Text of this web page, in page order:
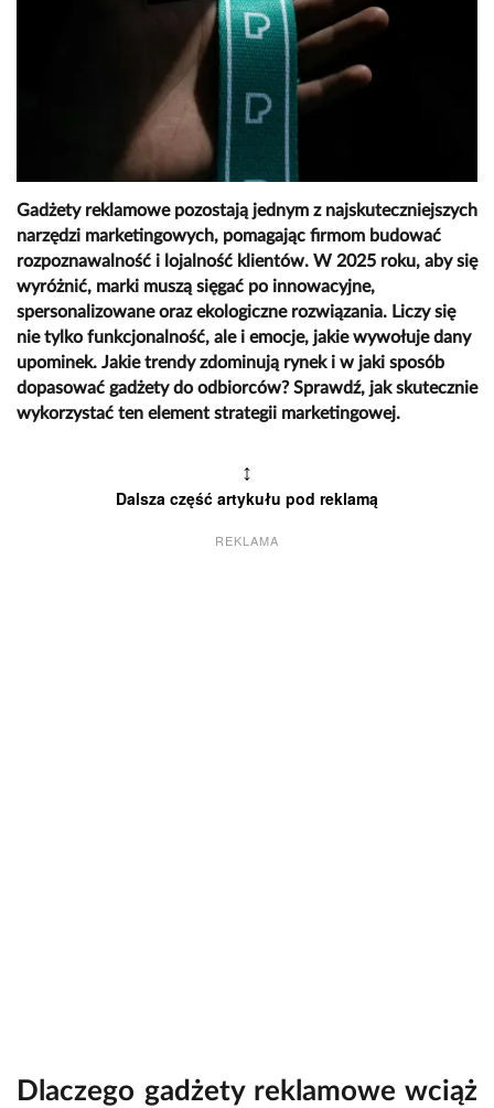
Gadżety reklamowe pozostają jednym z najskuteczniejszych
narzędzi marketingowych, pomagając firmom budować
rozpoznawalność i lojalność klientów. W 2025 roku, aby się
wyróżnić, marki muszą sięgać po innowacyjne,
spersonalizowane oraz ekologiczne rozwiązania. Liczy się
nie tylko funkcjonalność, ale i emocje, jakie wywołuje dany
upominek. Jakie trendy zdominują rynek i w jaki sposób
dopasować gadżety do odbiorców? Sprawdź, jak skutecznie
wykorzystać ten element strategii marketingowej.
↕
Dalsza część artykułu pod reklamą
REKLAMA
Dlaczego gadżety reklamowe wciąż